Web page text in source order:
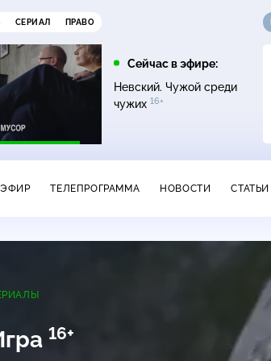
СЕРИАЛ ПРАВО
Сейчас в эфире:
Невский. Чужой среди
чужих 16+
13:00
Сегодня
ЭФИР ТЕЛЕПРОГРАММА НОВОСТИ СТАТЬИ
16+